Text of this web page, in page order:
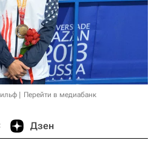
Перейти в медиабанк
Дзен